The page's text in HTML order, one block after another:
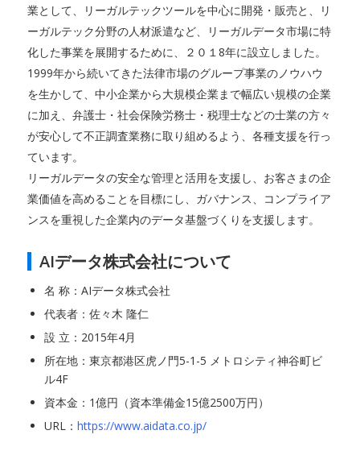
業として、リーガルテックツールを中心に開発・販売と、リ
ーガルテック分野の人材派遣など、リーガルデータ市場に特
化した事業を展開するために、２０１8年に設立しました。
1999年から続いてきた法律市場のグループ事業のノウハウ
を生かして、中小企業から大規模企業まで幅広い規模の企業
に加え、弁護士・社会保険労務士・税理士などの士業の方々
が安心して不正調査業務に取り組めるよう、各種支援を行っ
ています。
リーガルデータの安全な管理と活用を支援し、お客さまの企
業価値を高めることを目標にし、ガバナンス、コンプライア
ンスを重視した企業内のデータ基盤づくりを支援します。
AIデータ株式会社について
名 称：AIデータ株式会社
代表者：佐々木 隆仁
設 立：2015年4月
所在地：東京都港区虎ノ門5-1-5 メトロシティ神谷町ビ
ル4F
資本金：1億円（資本準備金15億2500万円）
URL： https://www.aidata.co.jp/